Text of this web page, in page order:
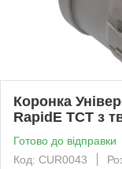
Коронка
RapidE TCT з
Готово до відправки
Код: CUR0043